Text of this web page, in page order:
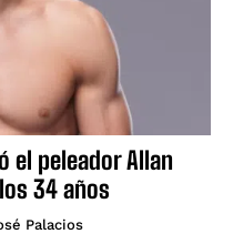
el peleador Allan
34 años
Palacios